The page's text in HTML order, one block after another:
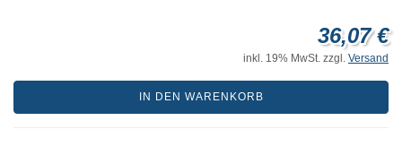
36,07 €
inkl. 19% MwSt. zzgl. Versand
IN DEN WARENKORB